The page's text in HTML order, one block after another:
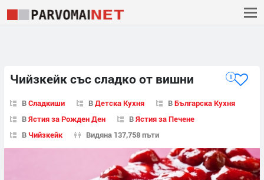
Чийзкейк със сладко от вишни 1
ВСладкиши ВДетска Кухня ВБългарска Кухня
ВЯстия за Рожден Ден ВЯстия за Печене
ВЧийзкейк Видяна 137,758 пъти